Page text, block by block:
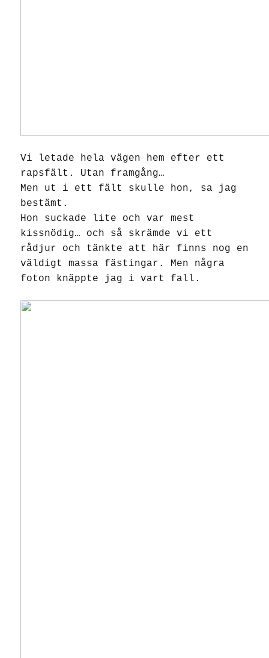
Vi letade hela vägen hem efter ett
rapsfält. Utan framgång…
Men ut i ett fält skulle hon, sa jag
bestämt.
Hon suckade lite och var mest
kissnödig… och så skrämde vi ett
rådjur och tänkte att här finns nog en
väldigt massa fästingar. Men några
foton knäppte jag i vart fall.